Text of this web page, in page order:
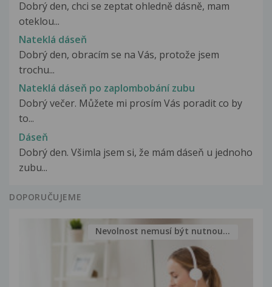
Dobrý den, chci se zeptat ohledně dásně, mam
oteklou...
Nateklá dáseň
Dobrý den, obracím se na Vás, protože jsem
trochu...
Nateklá dáseň po zaplombobání zubu
Dobrý večer. Můžete mi prosím Vás poradit co by
to...
Dáseň
Dobrý den. Všimla jsem si, že mám dáseň u jednoho
zubu...
DOPORUČUJEME
Nevolnost nemusí být nutnou...